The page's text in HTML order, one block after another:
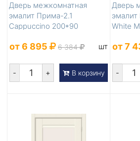
Дверь межкомнатная
эмалит Прима-2.1
Cappuccino 200*90
от 6 895 6 384 шт
- + В корзину
Дверь
White
от 7
-